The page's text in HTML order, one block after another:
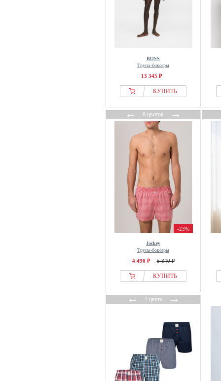
BOSS
Трусы-боксеры
13 345 ₽
КУПИТЬ
←8 цветов→
-23%
Jockey
Трусы-боксеры
4 490 ₽ 5 840 ₽
КУПИТЬ
←2 цвета→